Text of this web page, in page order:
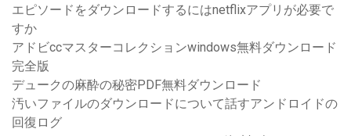
エピソードをダウンロードするにはnetflixアプリが必要で
すか
アドビccマスターコレクションwindows無料ダウンロード
完全版
デュークの麻酔の秘密PDF無料ダウンロード
汚いファイルのダウンロードについて話すアンドロイドの
回復ログ